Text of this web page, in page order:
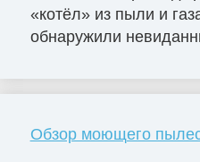
«котёл» из пыли и
обнаружили
Обзор моющего